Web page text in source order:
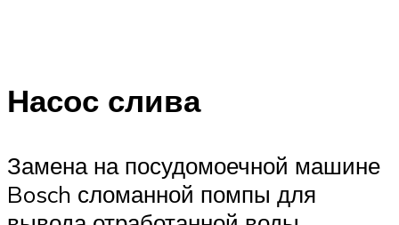
Насос слива
Замена на посудомоечной машине
Bosch сломанной помпы для